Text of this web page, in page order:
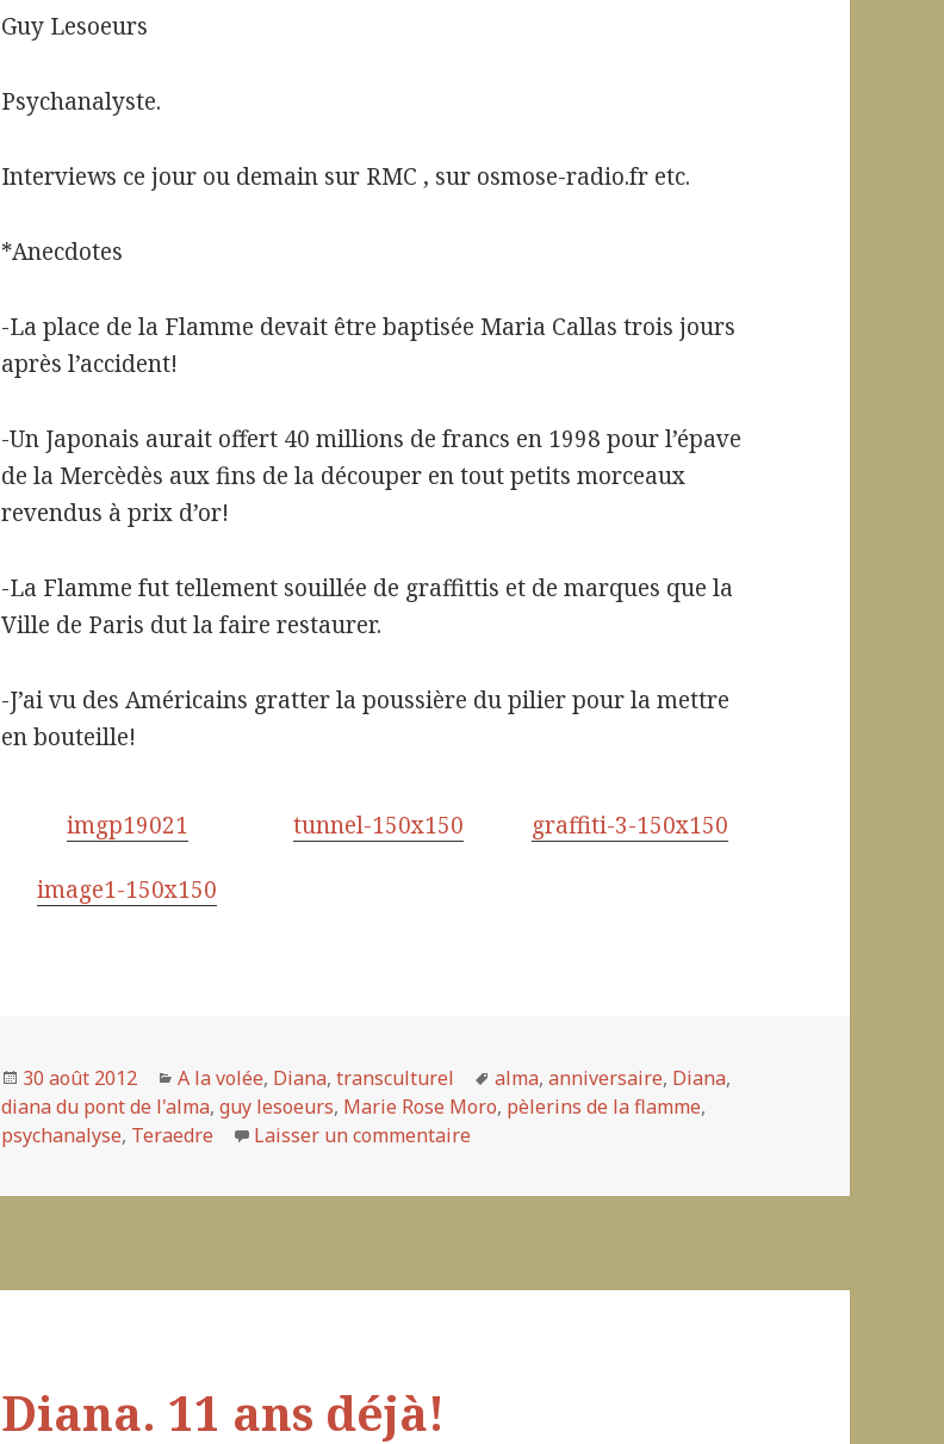
Guy Lesoeurs
Psychanalyste.
Interviews ce jour ou demain sur RMC , sur osmose-radio.fr etc.
*Anecdotes
-La place de la Flamme devait être baptisée Maria Callas trois jours
après l’accident!
-Un Japonais aurait offert 40 millions de francs en 1998 pour l’épave
de la Mercèdès aux fins de la découper en tout petits morceaux
revendus à prix d’or!
-La Flamme fut tellement souillée de graffittis et de marques que la
Ville de Paris dut la faire restaurer.
-J’ai vu des Américains gratter la poussière du pilier pour la mettre
en bouteille!
imgp19021 tunnel-150x150 graffiti-3-150x150
image1-150x150
Publié
le
30 août 2012 Catégories
A la volée, Diana,transculturel
Mots-
clés
alma,anniversaire, Diana,
diana du pont de l'alma,guy lesoeurs, Marie Rose Moro, pèlerins de la flamme,
psychanalyse, Teraedre Laisser un commentaire
Diana. 11 ans déjà!